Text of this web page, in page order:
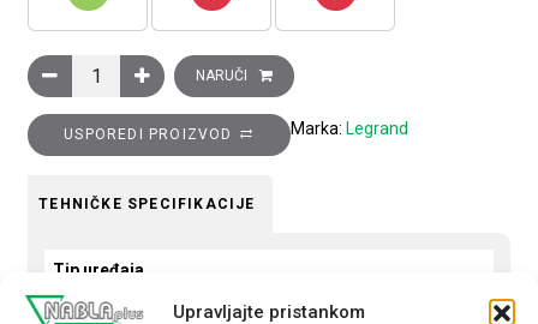
Upravljajte pristankom
Sklopka Clasia, izmjenična, 10A, osvjetljena bez simbola, 2
NARUČI
USPOREDI PROIZVOD Marka: Legrand
TEHNIČKE SPECIFIKACIJE
Tip uređaja
Sklopka